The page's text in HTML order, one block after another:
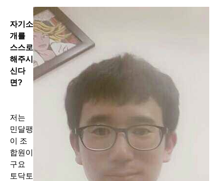
자기소
개를
스스로
해주시
신다
면?
저는
민달팽
이 조
합원이
구요
토닥토